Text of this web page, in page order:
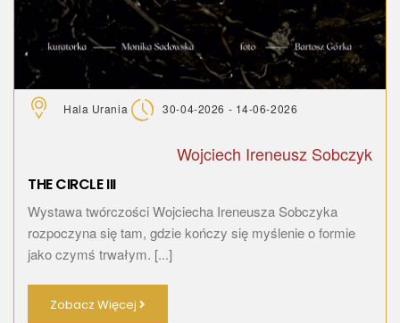
Hala Urania 30-04-2026 - 14-06-2026
Wojciech Ireneusz Sobczyk
THE CIRCLE III
Wystawa twórczości Wojciecha Ireneusza Sobczyka
rozpoczyna się tam, gdzie kończy się myślenie o formie
jako czymś trwałym. [...]
Zobacz Więcej